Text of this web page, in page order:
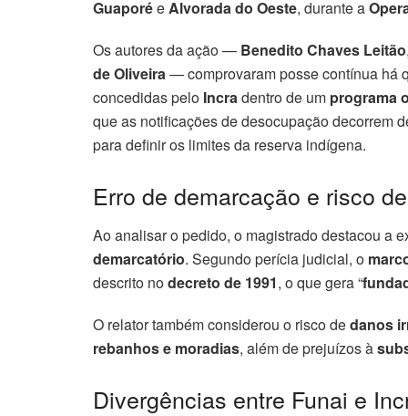
GuaporéeAlvorada do Oeste, durante a
Os autores da ação — Benedito Chaves Leitão
de Oliveira— comprovaram posse contínua há
concedidas pelo Incradentro de um programa
que as notificações de desocupação decorrem
para definir os limites da reserva indígena.
Erro de demarcação e risco
Ao analisar o pedido, o magistrado destacou a
demarcatório. Segundo perícia judicial, o
descrito nodecreto de 1991, o que gera “
O relator também considerou o risco dedanos
rebanhos e moradias, além de prejuízos à
Divergências entre Funai e